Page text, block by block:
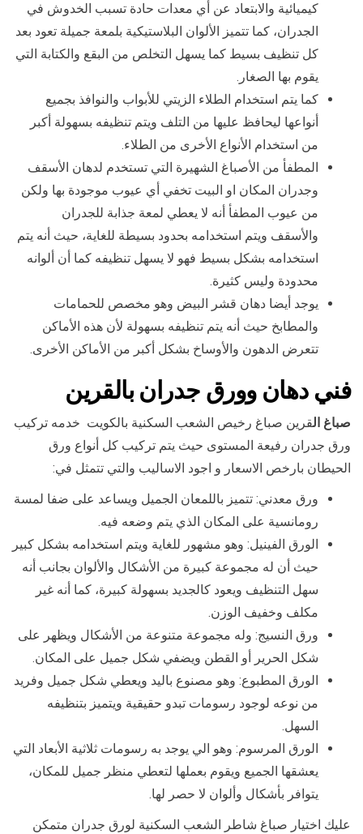
كيميائية والابتعاد عن أي معدات حادة تسبب الخدوش في
الجدران، كما تتميز الألوان البلاستيكية بلمعة جميلة تعود بعد
كل تنظيف بسيط كما يسهل التخلص من البقع والكتابة التي
يقوم بها الصغار.
كما يتم استخدام الطلاء الزيتي للأبواب والنوافذ بجميع
أنواعها ليحافظ عليها من التلف ويتم تنظيفه بسهولة أكبر
من استخدام الأنواع الأخرى من الطلاء.
المطفأ من الأصباغ الشهيرة التي تستخدم لدهان الأسقف
وجدران المكان او البيت تخفي أي عيوب موجودة بها ولكن
من عيوب المطفأ أنه لا يعطي لمعة جذابة للجدران
والأسقف ويتم استخدامه بحدود بسيطة للغاية، حيث أنه يتم
استخدامه بشكل بسيط فهو لا يسهل تنظيفه كما أن ألوانه
محدودة وليس كثيرة.
يوجد أيضا دهان قشر البيض وهو مخصص للحمامات
والمطابخ حيث أنه يتم تنظيفه بسهولة لأن هذه الأماكن
تتعرض الدهون والأوساخ بشكل أكبر من الأماكن الأخرى.
فني دهان وورق جدران بالقرين
صباغ القرين صباغ رخيص الشعب السكنية بالكويت خدمه تركيب
ورق جدران رفيعة المستوى حيث يتم تركيب كل أنواع ورق
الحيطان بارخص الاسعار و اجود الاساليب والتي تتمثل في:
ورق معدني: تتميز باللمعان الجميل ويساعد على ضفا لمسة
رومانسية على المكان الذي يتم وضعه فيه.
الورق الفينيل: وهو مشهور للغاية ويتم استخدامه بشكل كبير
حيث أن له مجموعة كبيرة من الأشكال والألوان بجانب أنه
سهل التنظيف ويعود كالجديد بسهولة كبيرة، كما أنه غير
مكلف وخفيف الوزن.
ورق النسيج: وله مجموعة متنوعة من الأشكال ويظهر على
شكل الحرير أو القطن ويضفي شكل جميل على المكان.
الورق المطبوع: وهو مصنوع باليد ويعطي شكل جميل وفريد
من نوعه لوجود رسومات تبدو حقيقية ويتميز بتنظيفه
السهل.
الورق المرسوم: وهو الي يوجد به رسومات ثلاثية الأبعاد التي
يعشقها الجميع ويقوم بعملها لتعطي منظر جميل للمكان،
يتوافر بأشكال وألوان لا حصر لها.
عليك اختيار صباغ شاطر الشعب السكنية لورق جدران متمكن